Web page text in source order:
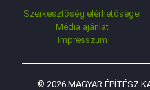
Szerkesztőség elérhetőségei
Média ajánlat
Impresszum
© 2026 MAGYAR ÉPÍTÉSZ